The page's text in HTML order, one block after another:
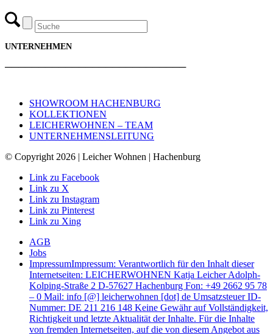
UNTERNEHMEN
───────────────────────────
SHOWROOM HACHENBURG
KOLLEKTIONEN
LEICHERWOHNEN – TEAM
UNTERNEHMENSLEITUNG
© Copyright 2026 | Leicher Wohnen | Hachenburg
Link zu Facebook
Link zu X
Link zu Instagram
Link zu Pinterest
Link zu Xing
AGB
Jobs
ImpressumImpressum: Verantwortlich für den Inhalt dieser
Internetseiten: LEICHERWOHNEN Katja Leicher Adolph-
Kolping-Straße 2 D-57627 Hachenburg Fon: +49 2662 95 78
– 0 Mail: info [@] leicherwohnen [dot] de Umsatzsteuer ID-
Nummer: DE 211 216 148 Keine Gewähr auf Vollständigkeit,
Richtigkeit und letzte Aktualität der Inhalte. Für die Inhalte
von fremden Internetseiten, auf die von diesem Angebot aus